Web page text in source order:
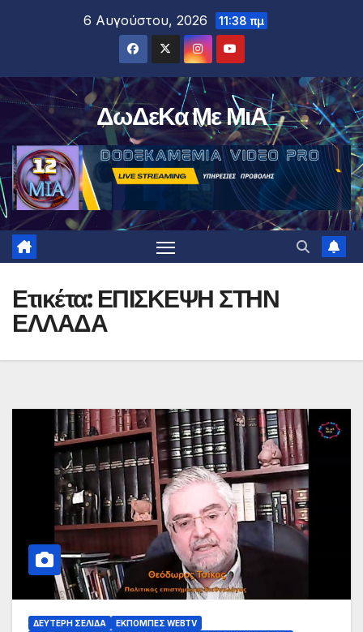
6 Αυγούστου, 2026 11:38 πμ
ΔωΔεΚα Με ΜιΑ
Ετικέτα: ΕΠΙΣΚΕΨΗ ΣΤΗΝ
ΕΛΛΑΔΑ
ΔΕΎΤΕΡΗ ΣΕΛΊΔΑ
ΕΚΠΟΜΠΈΣ WEBTV